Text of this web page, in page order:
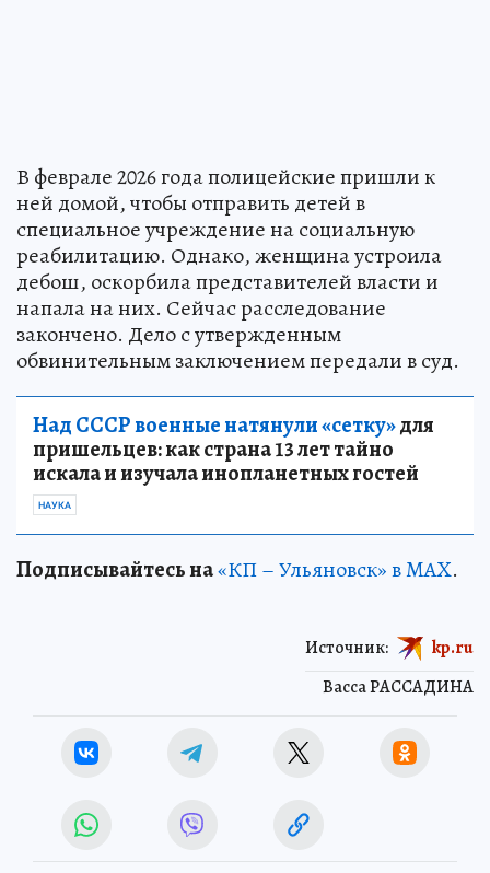
В феврале 2026 года полицейские пришли к
ней домой, чтобы отправить детей в
специальное учреждение на социальную
реабилитацию. Однако, женщина устроила
дебош, оскорбила представителей власти и
напала на них. Сейчас расследование
закончено. Дело с утвержденным
обвинительным заключением передали в суд.
Над СССР военные натянули «сетку»для
пришельцев: как страна 13 лет тайно
искала и изучала инопланетных гостей
НАУКА
Подписывайтесь на«КП – Ульяновск» в MAX.
Васса РАССАДИНА
Источник: kp.ru